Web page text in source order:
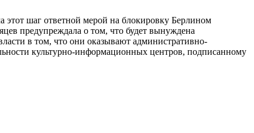
этот шаг ответной мерой на блокировку Берлином
предупреждала о том, что будет вынуждена
в том, что они оказывают административно-
культурно-информационных центров, подписанному